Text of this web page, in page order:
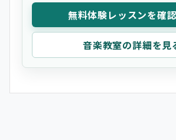
無料体験レッスンを確
音楽教室の詳細を見